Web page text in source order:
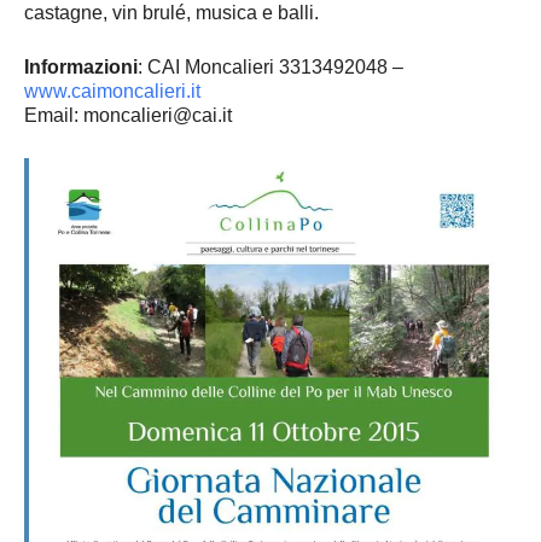
castagne, vin brulé, musica e balli.
Informazioni: CAI Moncalieri 3313492048 –
www.caimoncalieri.it
Email: moncalieri@cai.it